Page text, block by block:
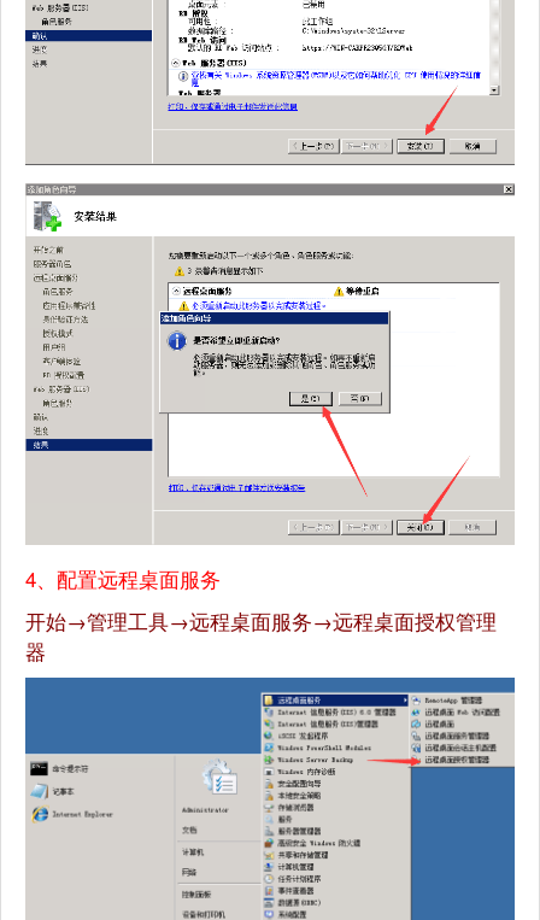
4、配置远程桌面服务
开始→管理工具→远程桌面服务→远程桌面授权管理
器